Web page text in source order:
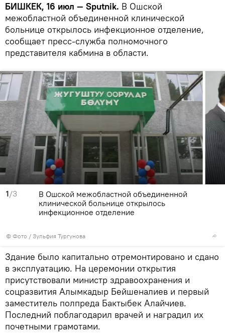
БИШКЕК, 16 июл — Sputnik. В Ошской
межобластной объединенной клинической
больнице открылось инфекционное отделение,
сообщает пресс-служба полномочного
представителя кабмина в области.
1/3
© Фото / Зульфия Тургунова
В Ошской межобластной объединенной
клинической больнице открылось
инфекционное отделение
Здание было капитально отремонтировано и сдано
в эксплуатацию. На церемонии открытия
присутствовали министр здравоохранения и
соцразвития Алымкадыр Бейшеналиев и первый
заместитель полпреда Бактыбек Алайчиев.
Последний поблагодарил врачей и наградил их
почетными грамотами.